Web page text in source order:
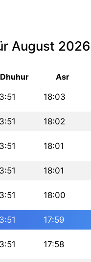
August 2026
Dhuhur Asr
18:03
18:02
18:01
18:01
18:00
17:59
17:58